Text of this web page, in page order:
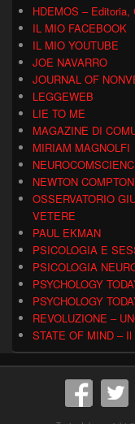
HDEMOS – Editoria,
IL MIO FACEBOOK
IL MIO YOUTUBE
JOE NAVARRO
JOURNAL OF
LEGGEWEB
LIE TO ME
MAGAZINE DI
MIRIAM MAGNOLFI
NEWTON
OSSERVATORIO
VETERE
PAUL EKMAN
PSICOLOGIA E
PSICOLOGIA
PSYCHOLOGY
PSYCHOLOGY
REVOLUZIONE –
STATE OF MIND –